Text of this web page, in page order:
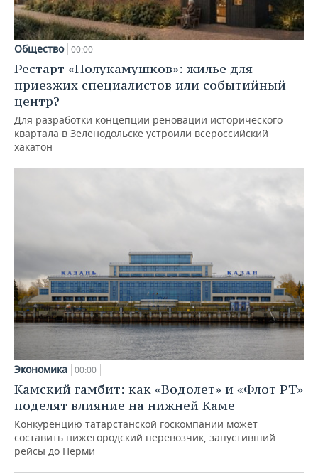
Общество 00:00
Рестарт «Полукамушков»: жилье для
приезжих специалистов или событийный
центр?
Для разработки концепции реновации исторического
квартала в Зеленодольске устроили всероссийский
хакатон
Экономика 00:00
Камский гамбит: как «Водолет» и «Флот РТ»
поделят влияние на нижней Каме
Конкуренцию татарстанской госкомпании может
составить нижегородский перевозчик, запустивший
рейсы до Перми